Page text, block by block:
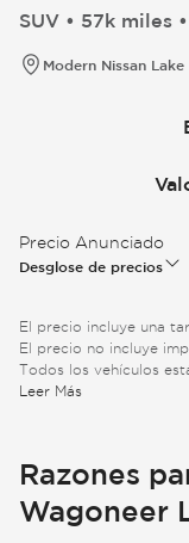
SUV • 57k miles
Modern Nissan
Precio Anunciado
Desglose de precios
El precio incluye una
El precio no incluye
Todos los vehículos
información adicional.
Leer Más
Razones
Wagoneer